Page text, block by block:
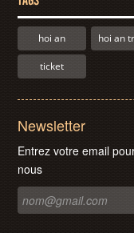
hoi an hoi an
ticket
Newsletter
Entrez votre email
nous